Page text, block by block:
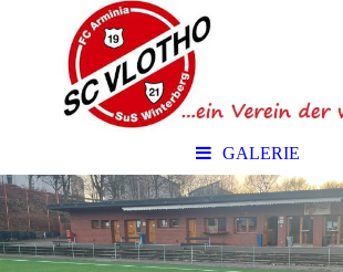
GALERIE